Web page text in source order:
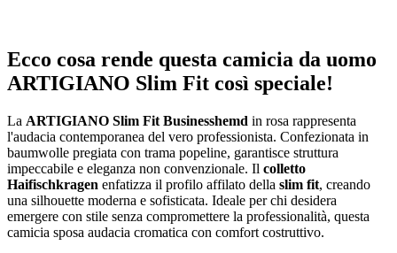
Ecco cosa rende questa camicia da uomo
ARTIGIANO Slim Fit così speciale!
La ARTIGIANO Slim Fit Businesshemd in rosa rappresenta
l'audacia contemporanea del vero professionista. Confezionata in
baumwolle pregiata con trama popeline, garantisce struttura
impeccabile e eleganza non convenzionale. Il colletto
Haifischkragen enfatizza il profilo affilato della slim fit, creando
una silhouette moderna e sofisticata. Ideale per chi desidera
emergere con stile senza compromettere la professionalità, questa
camicia sposa audacia cromatica con comfort costruttivo.